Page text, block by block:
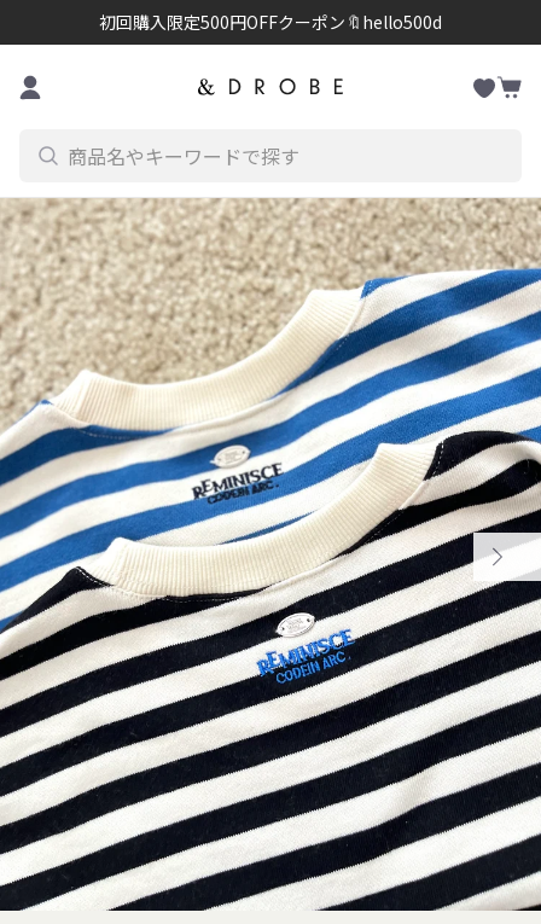
コンテンツに進む
初回購入限定500円OFFクーポン🔖hello500d
に ー